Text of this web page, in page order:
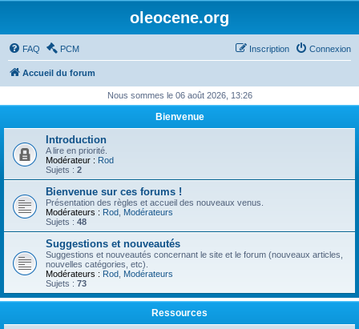
oleocene.org
FAQ PCM Connexion
Inscription
Accueil du forum
Nous sommes le 06 août 2026, 13:26
Bienvenue
Introduction
A lire en priorité.
Modérateur : Rod
Sujets : 2
Bienvenue sur ces forums !
Présentation des règles et accueil des nouveaux venus.
Modérateurs : Rod Modérateurs
Sujets : 48
Suggestions et nouveautés
Suggestions et nouveautés concernant le site et le forum (nouveaux articles,
nouvelles catégories, etc).
Modérateurs : Rod Modérateurs
Sujets : 73
Ressources